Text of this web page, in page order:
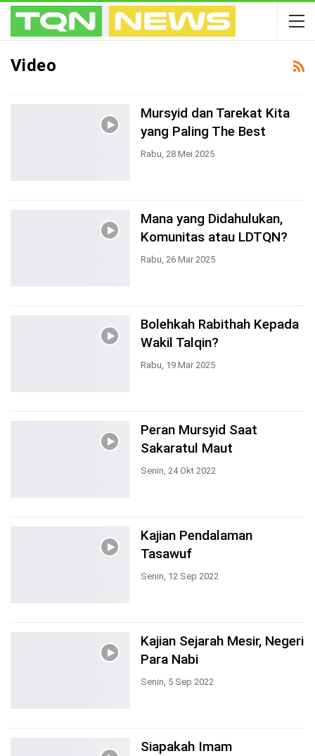
Video
Mursyid dan Tarekat Kita
yang Paling The Best
Rabu, 28 Mei 2025
Mana yang Didahulukan,
Komunitas atau LDTQN?
Rabu, 26 Mar 2025
Bolehkah Rabithah Kepada
Wakil Talqin?
Rabu, 19 Mar 2025
Peran Mursyid Saat
Sakaratul Maut
Senin, 24 Okt 2022
Kajian Pendalaman
Tasawuf
Senin, 12 Sep 2022
Kajian Sejarah Mesir, Negeri
Para Nabi
Senin, 5 Sep 2022
Siapakah Imam